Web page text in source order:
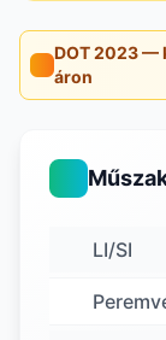
DOT 2023 —
áron
LI/SI